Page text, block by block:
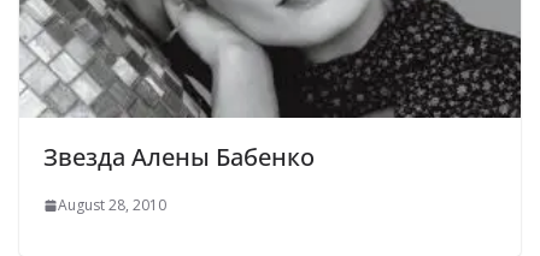
Звезда Алены Бабенко
August 28, 2010